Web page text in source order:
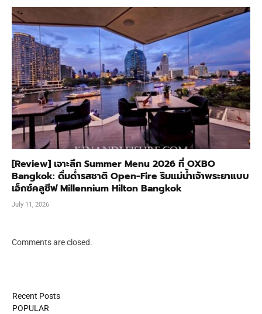
[Review] เจาะลึก Summer Menu 2026 ที่ OXBO
Bangkok: ดื่มด่ำรสชาติ Open-Fire ริมแม่น้ำเจ้าพระยาแบบ
เอ็กซ์คลูซีฟ Millennium Hilton Bangkok
July 11, 2026
Comments are closed.
Recent Posts
POPULAR